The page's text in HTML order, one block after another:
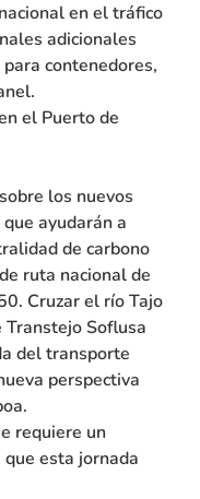
en el tráfico
adicionales
contenedores,
el Puerto de
los nuevos
ayudarán a
de carbono
ruta nacional de
Cruzar el río Tajo
Soflusa
del transporte
perspectiva
requiere un
esta jornada